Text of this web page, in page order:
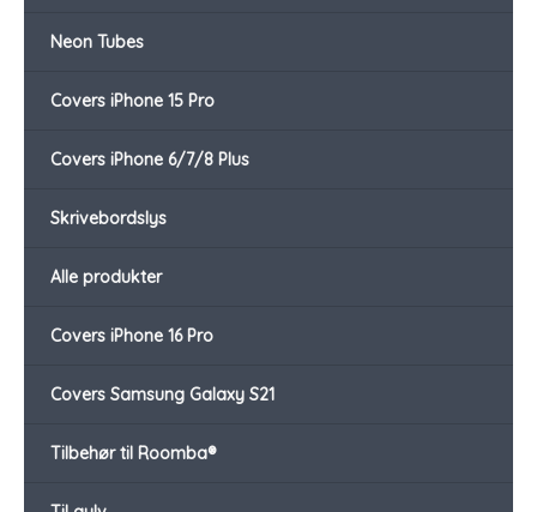
Neon Tubes
Covers iPhone 15 Pro
Covers iPhone 6/7/8 Plus
Skrivebordslys
Alle produkter
Covers iPhone 16 Pro
Covers Samsung Galaxy S21
Tilbehør til Roomba®